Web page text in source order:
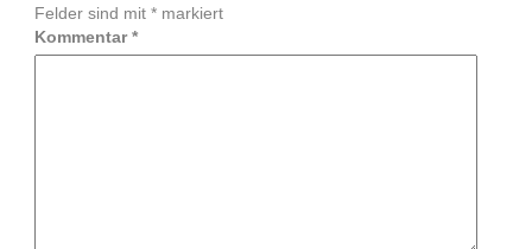
Felder sind mit *markiert
Kommentar*